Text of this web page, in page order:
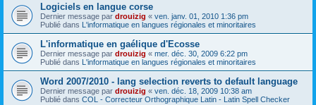
Logiciels en langue corse
Dernier message par drouizig « ven. janv. 01, 2010 1:36 pm
Publié dans L'informatique en langues régionales et minoritaires
L'informatique en gaélique d'Ecosse
Dernier message par drouizig « mer. déc. 30, 2009 6:22 pm
Publié dans L'informatique en langues régionales et minoritaires
Word 2007/2010 - lang selection reverts to default language
Dernier message par drouizig « ven. déc. 18, 2009 10:38 am
Publié dans COL - Correcteur Orthographique Latin - Latin Spell Checker